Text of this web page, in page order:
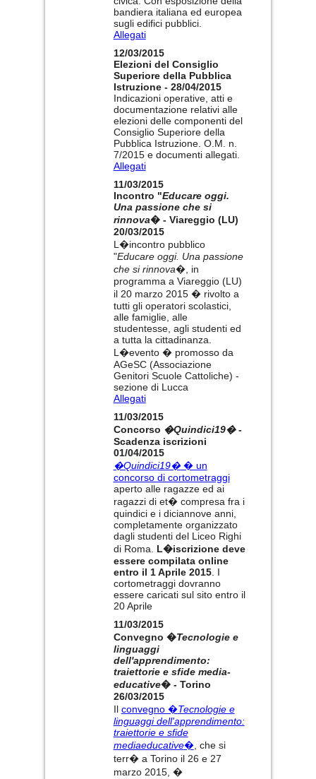
bandiera italiana ed europea
sugli edifici pubblici.
Allegati
12/03/2015
Elezioni del Consiglio
Superiore della Pubblica
Istruzione - 28/04/2015
Indicazioni operative, atti e
documentazione relativi alle
elezioni delle componenti del
Consiglio Superiore della
Pubblica Istruzione. O.M. n.
7/2015 e documenti allegati.
Allegati
11/03/2015
Incontro "Educare oggi.
Una passione che si
rinnova� - Viareggio (LU)
20/03/2015
L�incontro pubblico
"Educare oggi. Una passione
che si rinnova�, in
programma a Viareggio (LU)
il 20 marzo 2015 � rivolto a
tutti gli operatori scolastici,
alle famiglie, alle
studentesse, agli studenti ed
a tutta la cittadinanza.
L�evento � promosso da
AGeSC (Associazione
Genitori Scuole Cattoliche) -
sezione di Lucca
Allegati
11/03/2015
Concorso �Quindici19�-
Scadenza iscrizioni
01/04/2015
�Quindici19�� un
concorso di cortometraggi
aperto alle ragazze ed ai
ragazzi di et� compresa fra i
quindici e i diciannove anni,
completamente organizzato
dagli studenti del Liceo Righi
di Roma. L�iscrizione deve
essere compilata online
entro il 1 Aprile 2015. I
cortometraggi dovranno
essere caricati sul sito entro il
20 Aprile
11/03/2015
Convegno �Tecnologie e
linguaggi
dell'apprendimento:
traiettorie e sfide media-
educative� - Torino
26/03/2015
Il convegno �Tecnologie e
linguaggi dell'apprendimento:
traiettorie e sfide
mediaeducative�, che si
terr� a Torino il 26 e 27
marzo 2015, �